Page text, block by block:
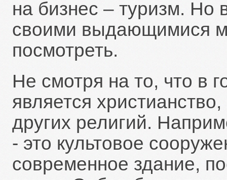
на бизнес – туризм. Но
своими выдающимися
посмотреть.
Не смотря на то, что в
является
других религий.
- это культовое
современное здание,